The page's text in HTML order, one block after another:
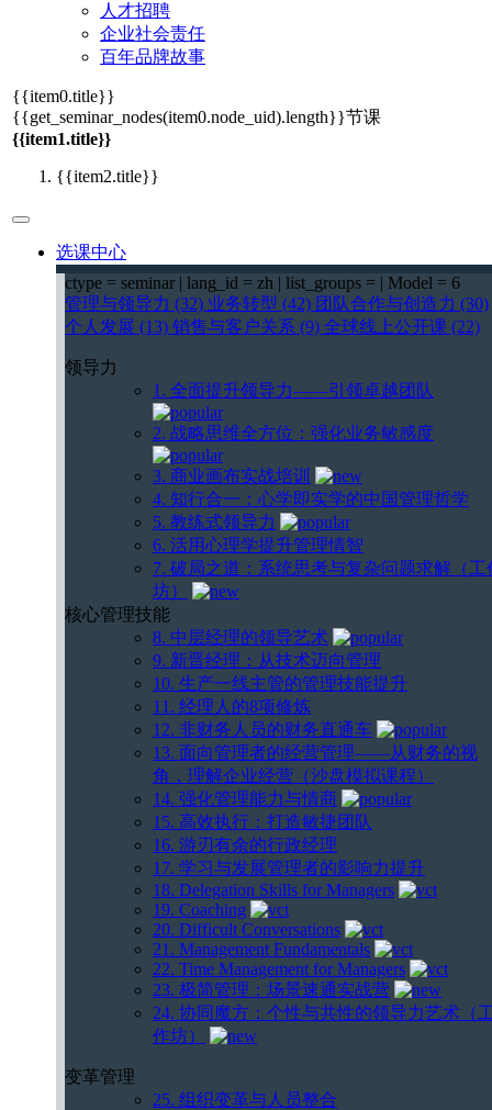
人才招聘
企业社会责任
百年品牌故事
{{item0.title}}
{{get_seminar_nodes(item0.node_uid).length}}节课
{{item1.title}}
{{item2.title}}
选课中心
ctype = seminar | lang_id = zh | list_groups = | Model = 6
管理与领导力 (32) 业务转型 (42) 团队合作与创造力 (30)
个人发展 (13) 销售与客户关系 (9) 全球线上公开课 (22)
领导力
1. 全面提升领导力——引领卓越团队
2. 战略思维全方位：强化业务敏感度
3. 商业画布实战培训
4. 知行合一：心学即实学的中国管理哲学
5. 教练式领导力
6. 活用心理学提升管理情智
7. 破局之道：系统思考与复杂问题求解（工
坊）
核心管理技能
8. 中层经理的领导艺术
9. 新晋经理：从技术迈向管理
10. 生产一线主管的管理技能提升
11. 经理人的8项修炼
12. 非财务人员的财务直通车
13. 面向管理者的经营管理——从财务的视
角，理解企业经营（沙盘模拟课程）
14. 强化管理能力与情商
15. 高效执行：打造敏捷团队
16. 游刃有余的行政经理
17. 学习与发展管理者的影响力提升
18. Delegation Skills for Managers
19. Coaching
20. Difficult Conversations
21. Management Fundamentals
22. Time Management for Managers
23. 极简管理：场景速通实战营
24. 协同魔方：个性与共性的领导力艺术（
作坊）
变革管理
25. 组织变革与人员整合